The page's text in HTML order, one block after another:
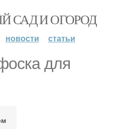
САД И ОГОРОД
новости статьи
для